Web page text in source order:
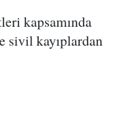
kapsamında
sivil kayıplardan